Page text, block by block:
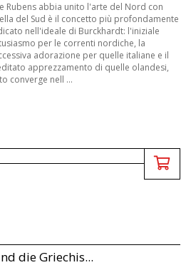
Rubens abbia unito l'arte del Nord con
del Sud è il concetto più profondamente
nell'ideale di Burckhardt: l'iniziale
per le correnti nordiche, la
adorazione per quelle italiane e il
apprezzamento di quelle olandesi,
converge nell ...
die Griechis...